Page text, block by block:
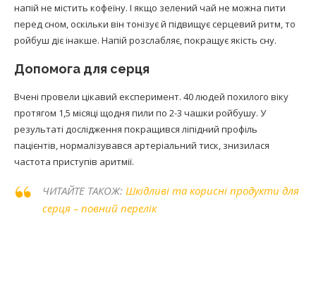
напій не містить кофеїну. І якщо зелений чай не можна пити
перед сном, оскільки він тонізує й підвищує серцевий ритм, то
ройбуш діє інакше. Напій розслабляє, покращує якість сну.
Допомога для серця
Вчені провели цікавий експеримент. 40 людей похилого віку
протягом 1,5 місяці щодня пили по 2-3 чашки ройбушу. У
результаті дослідження покращився ліпідний профіль
пацієнтів, нормалізувався артеріальний тиск, знизилася
частота приступів аритмії.
ЧИТАЙТЕ ТАКОЖ: Шкідливі та корисні продукти для
серця – повний перелік